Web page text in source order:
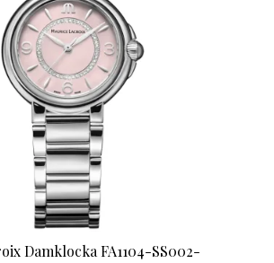
Damklocka FA1104-SS002-